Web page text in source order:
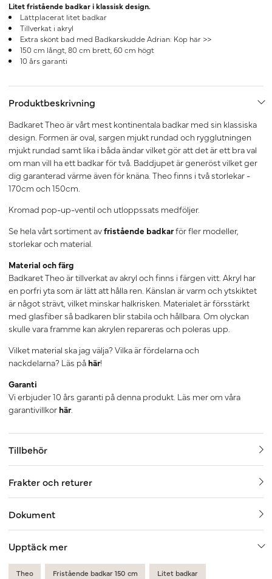
Litet fristående badkar i klassisk design.
Lättplacerat litet badkar
Tillverkat i akryl
Extra skönt bad med Badkarskudde Adrian: Köp här >>
150 cm långt, 80 cm brett, 60 cm högt
10 års garanti
Produktbeskrivning
Badkaret Theo är vårt mest kontinentala badkar med sin klassiska
design. Formen är oval, sargen mjukt rundad och rygglutningen
mjukt rundad samt lika i båda ändar vilket gör att det är ett bra val
om man vill ha ett badkar för två. Baddjupet är generöst vilket ger
dig garanterad värme även för knäna. Theo finns i två storlekar -
170cm och 150cm.
Kromad pop-up-ventil och utloppssats medföljer.
Se hela vårt sortiment avfristående badkarför fler modeller,
storlekar och material.
Material och färg
Badkaret Theo är tillverkat av akryl och finns i färgen vitt. Akryl har
en porfri yta som är lätt att hålla ren. Känslan är varm och ytskiktet
är något strävt, vilket minskar halkrisken. Materialet är försstärkt
med glasfiber så badkaren blir stabila och hållbara. Om olyckan
skulle vara framme kan akrylen repareras och poleras upp.
Vilket material ska jag välja? Vilka är fördelarna och
nackdelarna? Läs på här!
Garanti
Vi erbjuder 10 års garanti på denna produkt. Läs mer om våra
garantivillkor här.
Tillbehör
Frakter och returer
Dokument
Upptäck mer
Theo Fristående badkar 150 cm Litet badkar